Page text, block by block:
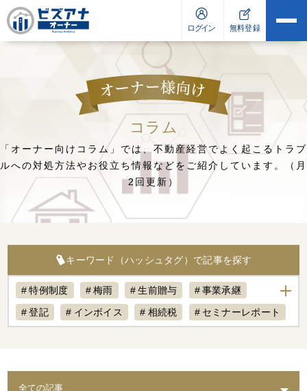
コラム
「オーナー向けコラム」では、不動産経営でよく起こるトラブ
ルへの対処方法やお役立ち情報などをご紹介しています。（月
2回更新）
キーワード（ハッシュタグ）で記事を探す
特例制度 梅雨 生前贈与
事業承継
登記
インボイス 相続税
セミナーレポート